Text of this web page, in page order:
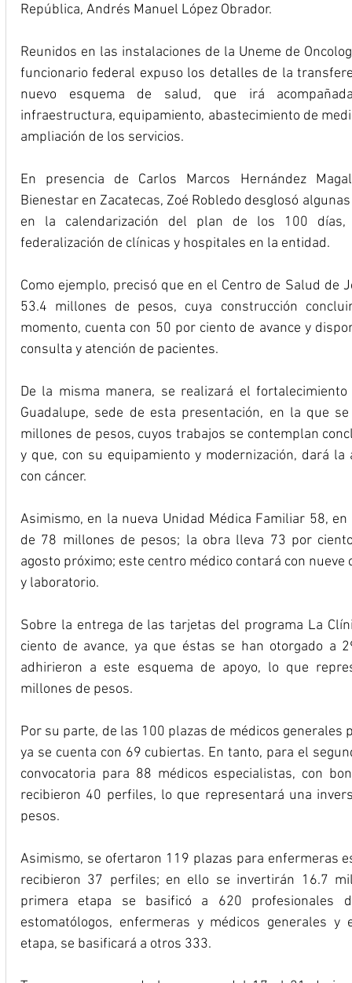
República, Andrés Manuel López Obrador.
Reunidos en las instalaciones de la Uneme de
funcionario federal expuso los detalles de la
nuevo esquema de salud, que irá
infraestructura, equipamiento, abastecimiento de
ampliación de los servicios.
En presencia de Carlos Marcos Hernández
Bienestar en Zacatecas, Zoé Robledo desglosó
en la calendarización del plan de los 100
federalización de clínicas y hospitales en la entidad.
Como ejemplo, precisó que en el Centro de Salud de
53.4 millones de pesos, cuya construcción
momento, cuenta con 50 por ciento de avance y
consulta y atención de pacientes.
De la misma manera, se realizará el
Guadalupe, sede de esta presentación, en la que
millones de pesos, cuyos trabajos se contemplan
y que, con su equipamiento y modernización, dará
con cáncer.
Asimismo, en la nueva Unidad Médica Familiar 58,
de 78 millones de pesos; la obra lleva 73 por
agosto próximo; este centro médico contará con
y laboratorio.
Sobre la entrega de las tarjetas del programa La
ciento de avance, ya que éstas se han otorgado a
adhirieron a este esquema de apoyo, lo que
millones de pesos.
Por su parte, de las 100 plazas de médicos generales
ya se cuenta con 69 cubiertas. En tanto, para el
convocatoria para 88 médicos especialistas, con
recibieron 40 perfiles, lo que representará una
pesos.
Asimismo, se ofertaron 119 plazas para enfermeras
recibieron 37 perfiles; en ello se invertirán 16.7
primera etapa se basificó a 620 profesionales
estomatólogos, enfermeras y médicos generales y
etapa, se basificará a otros 333.